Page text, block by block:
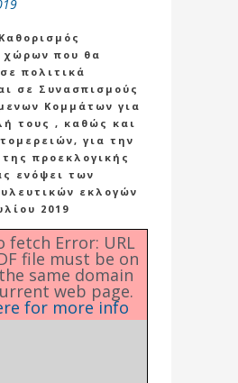
χώρων που θα
πολιτικά
σε Συνασπισμούς
Κομμάτων για
τους , καθώς και
για την
προεκλογικής
ενόψει των
εκλογών
2019
fetch Error: URL
file must be on
same domain
web page.
for more info